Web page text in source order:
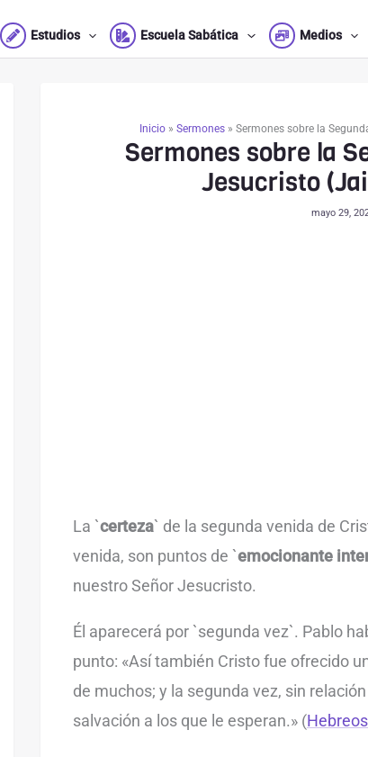
Estudios Escuela Sabática Medios
Inicio» Sermones» Sermones sobre la
Sermones sobre la
Jesucristo
mayo 29,
La `certeza` de la segunda venida de
venida, son puntos de `emocionante
nuestro Señor Jesucristo.
Él aparecerá por `segunda vez`. Pablo
punto: «Así también Cristo fue ofrecido
de muchos; y la segunda vez, sin
salvación a los que le esperan.» (